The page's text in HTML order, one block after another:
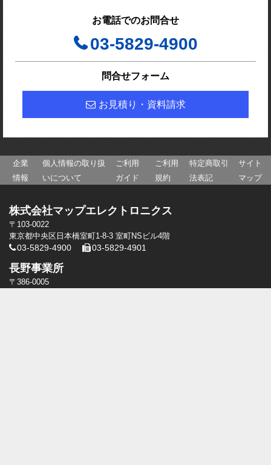
お電話でのお問合せ
03-5829-4900
問合せフォーム
お見積り・資料請求
企業
情報
個人情報の取り扱
いについて
ご利用
ガイド
ご利用
規約
特定商取引
法表記
サイト
マップ
株式会社マップエレクトロニクス
〒103-0022
東京都中央区日本橋室町1-8-3 室町NSビル4階
03-5829-4900 03-5829-4901
長野事業所
〒386-0005